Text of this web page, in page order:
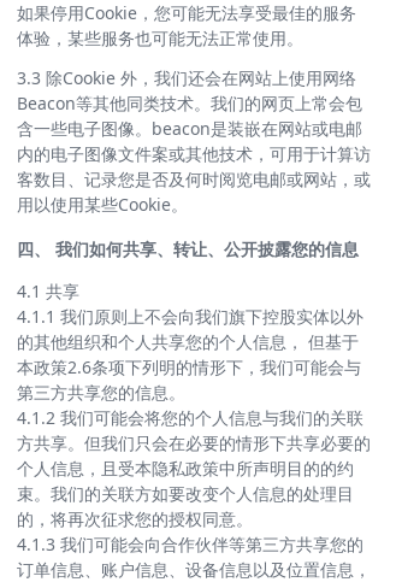
如果停用Cookie，您可能无法享受最佳的服务
体验，某些服务也可能无法正常使用。
3.3 除Cookie 外，我们还会在网站上使用网络
Beacon等其他同类技术。我们的网页上常会包
含一些电子图像。beacon是装嵌在网站或电邮
内的电子图像文件案或其他技术，可用于计算访
客数目、记录您是否及何时阅览电邮或网站，或
用以使用某些Cookie。
四、 我们如何共享、转让、公开披露您的信息
4.1 共享
4.1.1 我们原则上不会向我们旗下控股实体以外
的其他组织和个人共享您的个人信息， 但基于
本政策2.6条项下列明的情形下，我们可能会与
第三方共享您的信息。
4.1.2 我们可能会将您的个人信息与我们的关联
方共享。但我们只会在必要的情形下共享必要的
个人信息，且受本隐私政策中所声明目的的约
束。我们的关联方如要改变个人信息的处理目
的，将再次征求您的授权同意。
4.1.3 我们可能会向合作伙伴等第三方共享您的
订单信息、账户信息、设备信息以及位置信息，